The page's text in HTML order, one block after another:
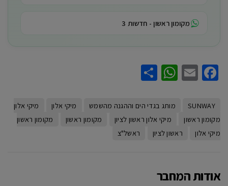
מקומון ראשון - חדשות 3
Facebook
Email
WhatsApp
SUNWAY מותג בגדי הים וההגנה מהשמש מיקי אלון
מיקי אלון
מקומון ראשון
מיקי אלון ראשון לציון מקומון ראשון
מקומון ראשון
מיקי אלון
ראשון לציון ראשל"צ
אודות המחבר